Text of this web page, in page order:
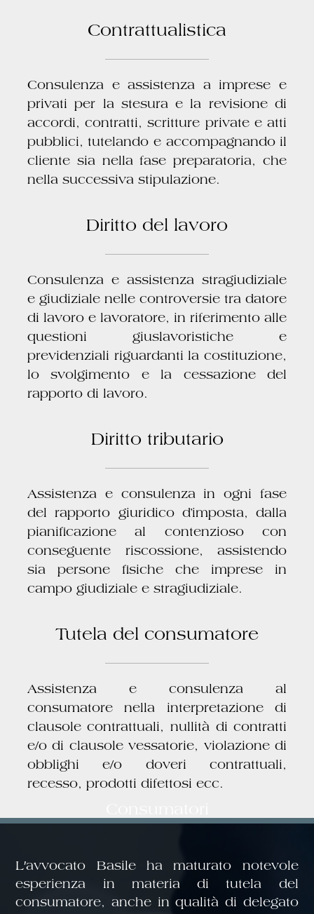
Contrattualistica
Consulenza e assistenza a imprese e
privati per la stesura e la revisione di
accordi, contratti, scritture private e atti
pubblici, tutelando e accompagnando il
cliente sia nella fase preparatoria, che
nella successiva stipulazione.
Diritto del lavoro
Consulenza e assistenza stragiudiziale
e giudiziale nelle controversie tra datore
di lavoro e lavoratore, in riferimento alle
questioni giuslavoristiche e
previdenziali riguardanti la costituzione,
lo svolgimento e la cessazione del
rapporto di lavoro.
Diritto tributario
Assistenza e consulenza in ogni fase
del rapporto giuridico d’imposta, dalla
pianificazione al contenzioso con
conseguente riscossione, assistendo
sia persone fisiche che imprese in
campo giudiziale e stragiudiziale.
Tutela del consumatore
Assistenza e consulenza al
consumatore nella interpretazione di
clausole contrattuali, nullità di contratti
e/o di clausole vessatorie, violazione di
obblighi e/o doveri contrattuali,
recesso, prodotti difettosi ecc.
L′avvocato Basile ha maturato notevole
esperienza in materia di tutela del
consumatore, anche in qualità di delegato